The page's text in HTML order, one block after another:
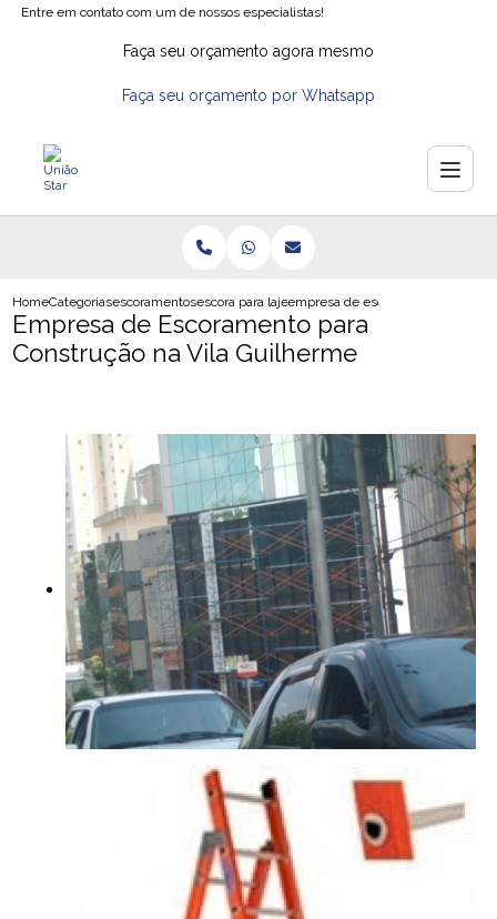
Entre em contato com um de nossos especialistas!
Faça seu orçamento agora mesmo
Faça seu orçamento por Whatsapp
HomeCategoriasescoramentosescora para lajeempresa de escoramento para
Empresa de Escoramento para
Construção na Vila Guilherme